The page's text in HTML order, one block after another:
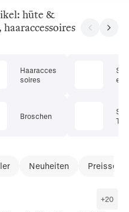
hüte &
Haaracces
soires
Broschen
en
Neuheiten
+20